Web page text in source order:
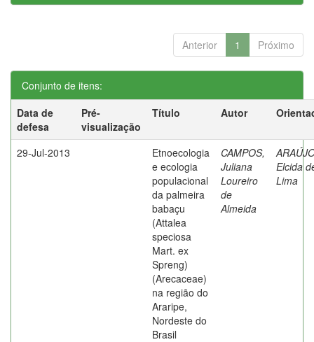
Anterior 1 Próximo
Conjunto de itens:
Data de
defesa
Pré-
visualização
Título Autor
29-Jul-2013
Etnoecologia
e ecologia
populacional
da palmeira
babaçu
(Attalea
speciosa
Mart. ex
Spreng)
(Arecaceae)
na região do
Araripe,
Nordeste do
Brasil
CAMPOS,
Juliana
Loureiro
de
Almeida
Elcida
Lima